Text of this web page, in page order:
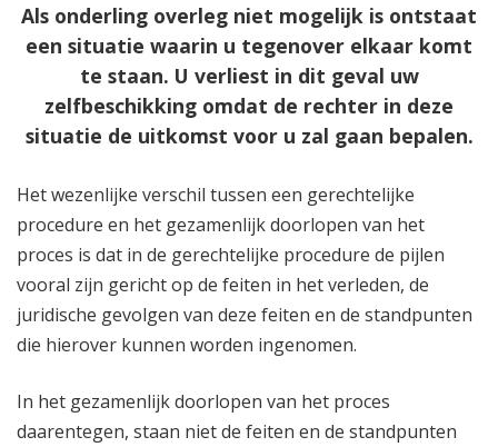
Als onderling overleg niet mogelijk is ontstaat
een situatie waarin u tegenover elkaar komt
te staan. U verliest in dit geval uw
zelfbeschikking omdat de rechter in deze
situatie de uitkomst voor u zal gaan bepalen.
Het wezenlijke verschil tussen een gerechtelijke
procedure en het gezamenlijk doorlopen van het
proces is dat in de gerechtelijke procedure de pijlen
vooral zijn gericht op de feiten in het verleden, de
juridische gevolgen van deze feiten en de standpunten
die hierover kunnen worden ingenomen.
In het gezamenlijk doorlopen van het proces
daarentegen, staan niet de feiten en de standpunten